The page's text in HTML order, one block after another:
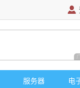
服务器 电